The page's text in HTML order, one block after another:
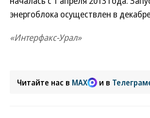
энергоблока осуществлен в
«Интерфакс-Урал»
Читайте нас в MAX и в